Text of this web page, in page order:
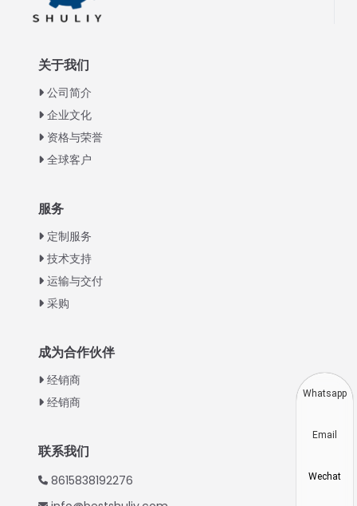
关于我们
公司简介
企业文化
资格与荣誉
全球客户
服务
定制服务
技术支持
运输与交付
采购
成为合作伙伴
经销商
经销商
联系我们
8615838192276
Vietnamese
Thai
Turkish
Swahili
Urdu
Greek
Whatsapp
Email
Wechat